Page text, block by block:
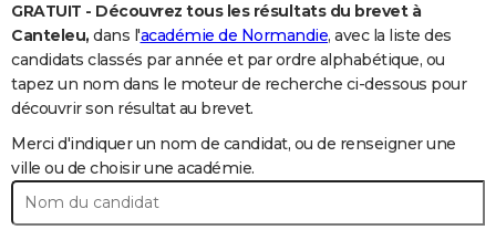
Mobiles
Meilleur smartphone
Internet
Ordinateurs
Jeux vidéo
Guide high-tech
BRICOLAGE
Forum
Aménagement intérieur
Extérieur
Cuisine
Salle de bains
Jardinage
Rangement
+
Guides de France
Escapades
Patrimoine
Expositions
Musées
Week-end nature
+
Art de vivre
Bien-être
Loisirs
Mode
Modes de vie
+ SANTE
Alimentation
Guide de la santé
Maladies
Médicaments
Sommeil
VOYAGE
GRATUIT - Découvrez tous les résultats du brevet à
Canteleu, dans l'académie de Normandie, avec la liste des
candidats classés par année et par ordre alphabétique, ou
tapez un nom dans le moteur de recherche ci-dessous pour
découvrir son résultat au brevet.
Merci d'indiquer un nom de candidat, ou de renseigner une
ville ou de choisir une académie.